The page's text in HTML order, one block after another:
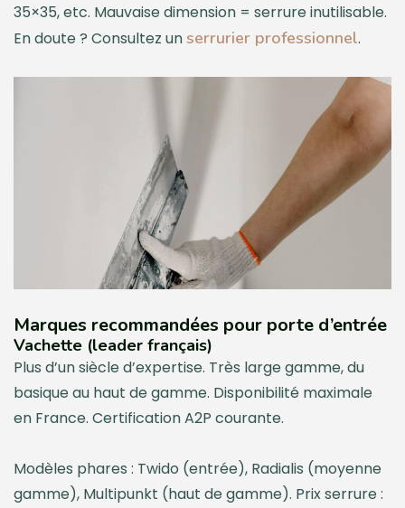
35×35, etc. Mauvaise dimension = serrure inutilisable.
En doute ? Consultez unserrurier professionnel.
Marques recommandées pour porte d’entrée
Vachette (leader français)
Plus d’un siècle d’expertise. Très large gamme, du
basique au haut de gamme. Disponibilité maximale
en France. Certification A2P courante.
Modèles phares : Twido (entrée), Radialis (moyenne
gamme), Multipunkt (haut de gamme). Prix serrure :